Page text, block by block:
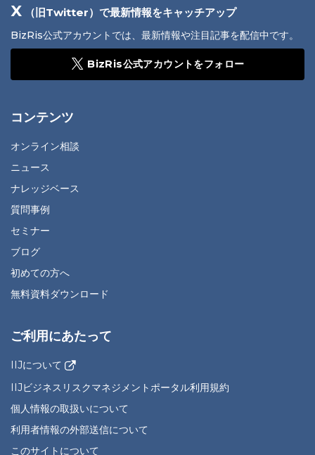
X （旧Twitter）で最新情報をキャッチアップ
BizRis公式アカウントでは、最新情報や注目記事を配信中です。
BizRis公式アカウントをフォロー
コンテンツ
オンライン相談
ニュース
ナレッジベース
質問事例
セミナー
ブログ
初めての方へ
無料資料ダウンロード
ご利用にあたって
IIJについて
IIJビジネスリスクマネジメントポータル利用規約
個人情報の取扱いについて
利用者情報の外部送信について
このサイトについて